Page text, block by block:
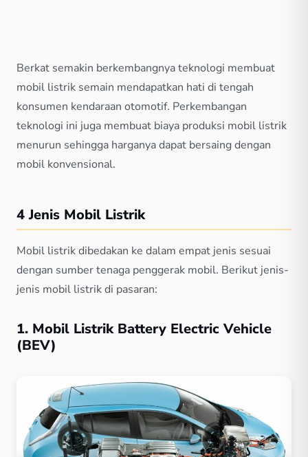
Berkat semakin berkembangnya teknologi membuat
mobil listrik semain mendapatkan hati di tengah
konsumen kendaraan otomotif. Perkembangan
teknologi ini juga membuat biaya produksi mobil listrik
menurun sehingga harganya dapat bersaing dengan
mobil konvensional.
4 Jenis Mobil Listrik
Mobil listrik dibedakan ke dalam empat jenis sesuai
dengan sumber tenaga penggerak mobil. Berikut jenis-
jenis mobil listrik di pasaran:
1. Mobil Listrik Battery Electric Vehicle
(BEV)